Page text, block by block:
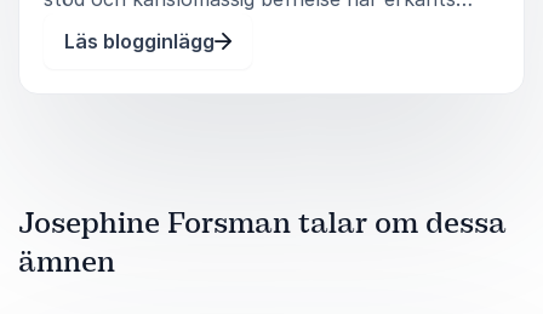
genom århundraden. Musikens förmåga att
överskrida språket och stimulera en överlägsen
Läs blogginlägg
Josephine Forsman talar om dessa
ämnen